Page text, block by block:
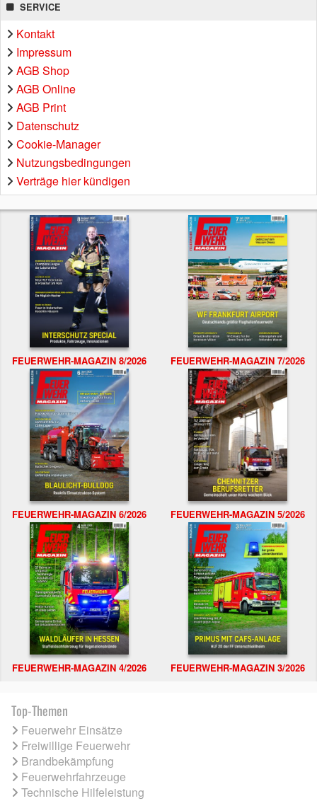
SERVICE
Kontakt
Impressum
AGB Shop
AGB Online
AGB Print
Datenschutz
Cookie-Manager
Nutzungsbedingungen
Verträge hier kündigen
FEUERWEHR-MAGAZIN 8/2026 FEUERWEHR-MAGAZIN 7/2026
FEUERWEHR-MAGAZIN 6/2026 FEUERWEHR-MAGAZIN 5/2026
FEUERWEHR-MAGAZIN 4/2026 FEUERWEHR-MAGAZIN 3/2026
Top-Themen
Feuerwehr Einsätze
Freiwillige Feuerwehr
Brandbekämpfung
Feuerwehrfahrzeuge
Technische Hilfeleistung